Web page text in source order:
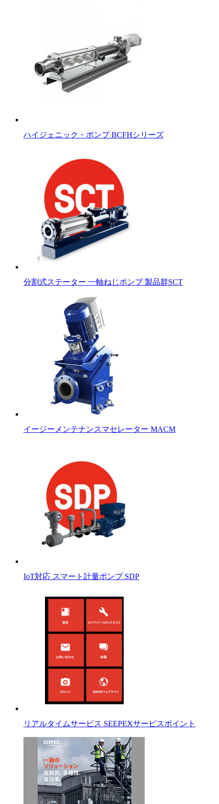
ハイジェニック・ポンプ BCFHシリーズ
分割式ステーター 一軸ねじポンプ 製品群SCT
イージーメンテナンスマセレーター MACM
IoT対応 スマート計量ポンプ SDP
リアルタイムサービス SEEPEXサービスポイント